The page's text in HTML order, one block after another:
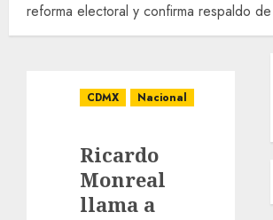
reforma electoral y confirma respaldo
CDMX Nacional
Ricardo
Monreal
llama a